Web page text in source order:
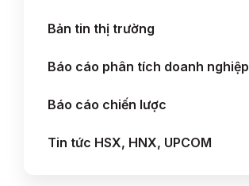
Bản tin thị trường
Báo cáo phân tích doanh nghiệp
Báo cáo chiến lược
Tin tức HSX, HNX, UPCOM